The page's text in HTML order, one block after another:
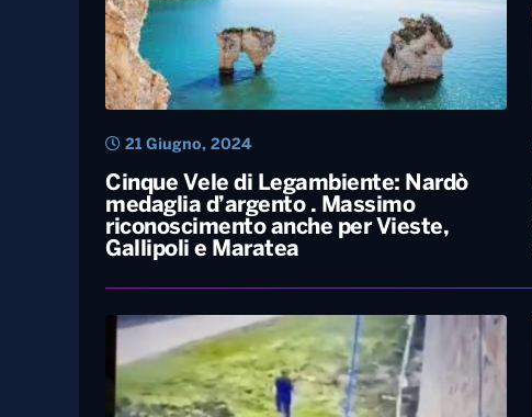
Cinque Vele di Legambiente: Nardò
medaglia d’argento . Massimo
riconoscimento anche per Vieste,
Gallipoli e Maratea
21 Giugno, 2024